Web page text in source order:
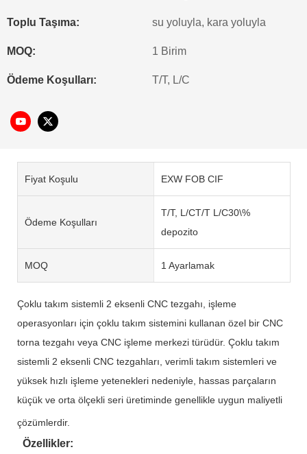
Toplu Taşıma: su yoluyla, kara yoluyla
MOQ: 1 Birim
Ödeme Koşulları: T/T, L/C
Fiyat Koşulu EXW FOB CIF
Ödeme Koşulları
T/T, L/CT/T L/C30\%
depozito
MOQ 1 Ayarlamak
Çoklu takım sistemli 2 eksenli CNC tezgahı, işleme
operasyonları için çoklu takım sistemini kullanan özel bir CNC
torna tezgahı veya CNC işleme merkezi türüdür. Çoklu takım
sistemli 2 eksenli CNC tezgahları, verimli takım sistemleri ve
yüksek hızlı işleme yetenekleri nedeniyle, hassas parçaların
küçük ve orta ölçekli seri üretiminde genellikle uygun maliyetli
çözümlerdir.
Özellikler: